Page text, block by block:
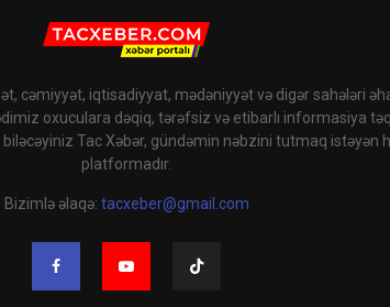
cəmiyyət, iqtisadiyyat, mədəniyyət və digər sahələri
oxuculara dəqiq, tərəfsiz və etibarlı informasiya
Tac Xəbər, gündəmin nəbzini tutmaq istəyən
platformadır.
Bizimlə əlaqə: tacxeber@gmail.com